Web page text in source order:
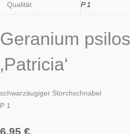
Qualität P 1
Geranium
‚Patricia‘
schwarzäugiger Storchschnabel
P 1
6,95 €